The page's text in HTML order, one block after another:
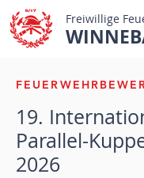
Freiwillige
19.
Parallel-
2026